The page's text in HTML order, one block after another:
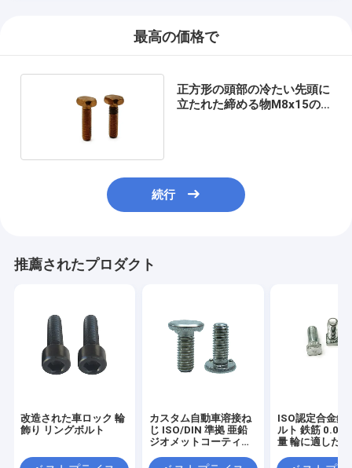
最高の価格で
正方形の頭部の冷たい先頭に
立たれた締める物M8x15の
続行
推薦されたプロダクト
改造された車ロック 輪
飾り リングボルト
カスタム自動車溶接ね
じ ISO/DIN 準拠 亜鉛
ジオメットコーティン
ISO認定合金鋼
ルト 鉄筋
量 輪に適した